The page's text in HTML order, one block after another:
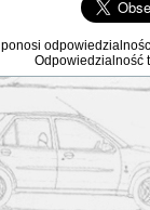
Odpowiedzialność